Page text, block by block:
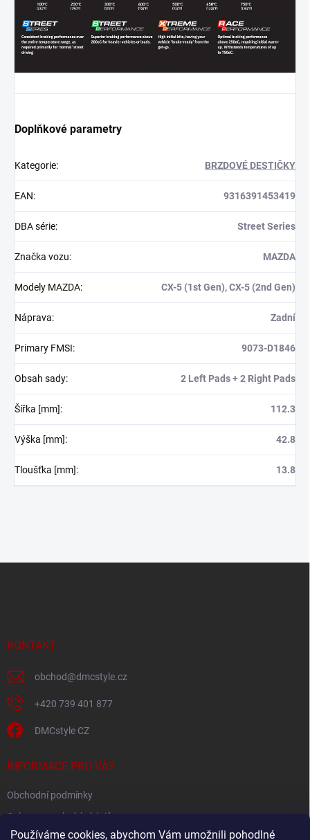
Používáme cookies, abychom Vám umožnili pohodlné
Doplňkové parametry
Kategorie: BRZDOVÉ DESTIČKY
EAN: 9316391453419
DBA série: Street Series
Značka vozu: MAZDA
Modely MAZDA: CX-5 (1st Gen), CX-5 (2nd Gen)
Náprava: Zadní
Primary FMSI: 9073-D1846
Obsah sady: 2 Left Pads + 2 Right Pads
Šířka [mm]: 112.3
Výška [mm]: 42.8
Tloušťka [mm]: 13.8
KONTAKT
obchod@dmcstyle.cz
+420 739 401 877
DMCstyle CZ
INFORMACE PRO VÁS
Obchodní podmínky
Ochrana osobních údajů